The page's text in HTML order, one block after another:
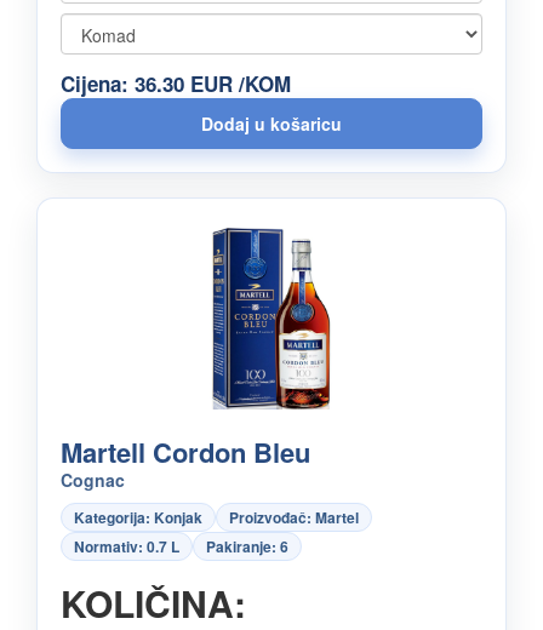
Cijena: 36.30 EUR /KOM
Martell Cordon Bleu
Cognac
Kategorija: Konjak
Proizvođač: Martel
Normativ: 0.7 L
Pakiranje: 6
KOLIČINA: